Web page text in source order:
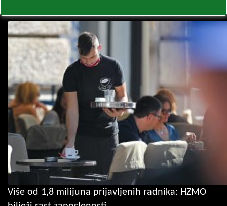
Više od 1,8 milijuna prijavljenih radnika: HZMO